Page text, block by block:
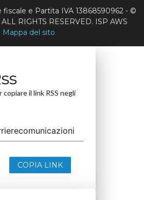
fiscale e Partita IVA 13868590962 - ©
RIGHTS RESERVED. ISP AWS
Mappa del sito
il link RSS negli
COPIA LINK